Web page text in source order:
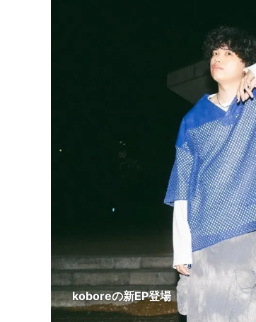
koboreの新EP登場